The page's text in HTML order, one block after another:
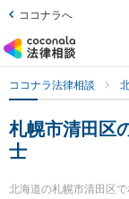
ココナラへ
ココナラ法律相談
札幌市清田区
士
北海道の札幌市清田区